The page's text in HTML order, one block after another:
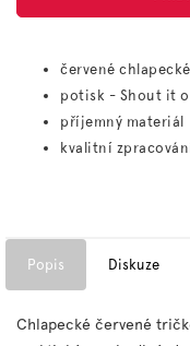
červené
potisk - Shout it
příjemný materiál
kvalitní
Popis Diskuze
Chlapecké červené